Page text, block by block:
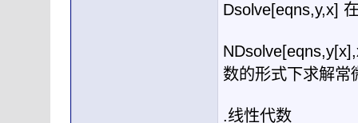
Dsolve[eqns,y,x]
数的形式下求解常
.线性代数